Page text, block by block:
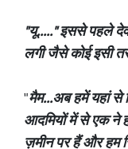
"यू....." इससे पहले
लगी जैसे कोई इसी
"मैम...अब हमें यहां से
आदमियों में से एक ने
ज़मीन पर हैं और हम